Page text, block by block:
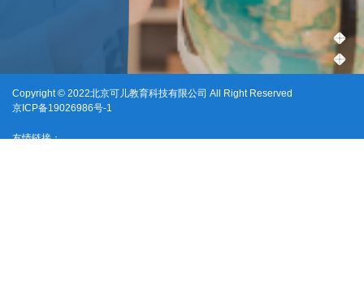
1
2
Copyright © 2022北京可儿教育科技有限公司 All Right Reserved
京ICP备19026986号-1
友情链接：